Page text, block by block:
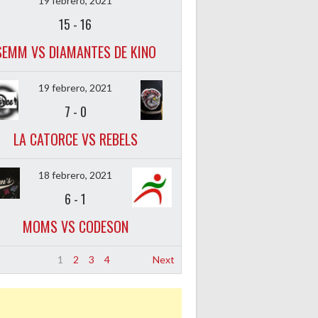
15 -16
VS DIAMANTES DE KINO
19 febrero, 2021
7 - 0
LA CATORCE VS REBELS
18 febrero, 2021
6 -1
MOMS VS CODESON
1 2 3 4 Next